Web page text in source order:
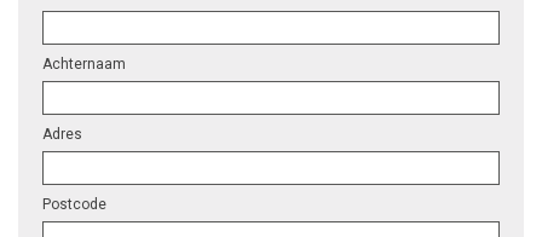
Achternaam
Adres
Postcode